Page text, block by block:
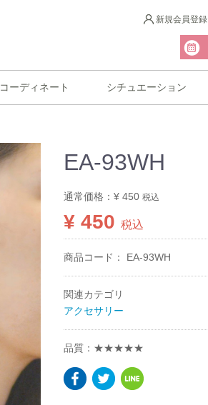
新規会員登録
コーディネート シチュエーション
EA-93WH
通常価格： ¥ 450 税込
¥ 450 税込
商品コード： EA-93WH
関連カテゴリ
アクセサリー
品質：★★★★★